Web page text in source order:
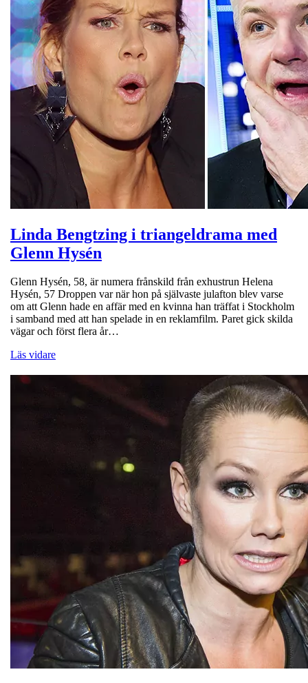
Linda Bengtzing i triangeldrama med
Glenn Hysén
Glenn Hysén, 58, är numera frånskild från exhustrun Helena
Hysén, 57 Droppen var när hon på självaste julafton blev varse
om att Glenn hade en affär med en kvinna han träffat i Stockholm
i samband med att han spelade in en reklamfilm. Paret gick skilda
vägar och först flera år…
Läs vidare